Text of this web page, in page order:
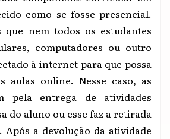
como se fosse presencial.
que nem todos os estudantes
computadores ou outro
à internet para que possa
aulas online. Nesse caso, as
pela entrega de atividades
do aluno ou esse faz a retirada
Após a devolução da atividade